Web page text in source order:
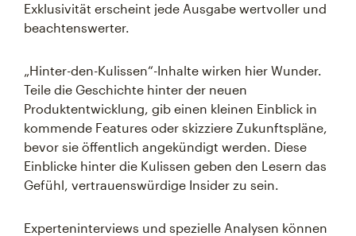
Exklusivität erscheint jede Ausgabe wertvoller und
beachtenswerter.
„Hinter-den-Kulissen“-Inhalte wirken hier Wunder.
Teile die Geschichte hinter der neuen
Produktentwicklung, gib einen kleinen Einblick in
kommende Features oder skizziere Zukunftspläne,
bevor sie öffentlich angekündigt werden. Diese
Einblicke hinter die Kulissen geben den Lesern das
Gefühl, vertrauenswürdige Insider zu sein.
Experteninterviews und spezielle Analysen können